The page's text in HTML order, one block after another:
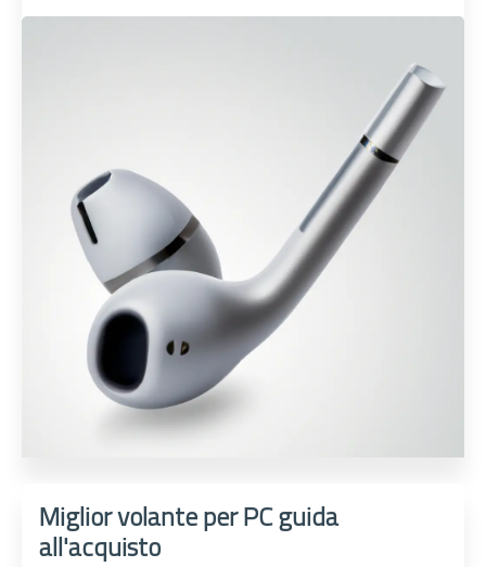
Miglior volante per PC guida
all'acquisto